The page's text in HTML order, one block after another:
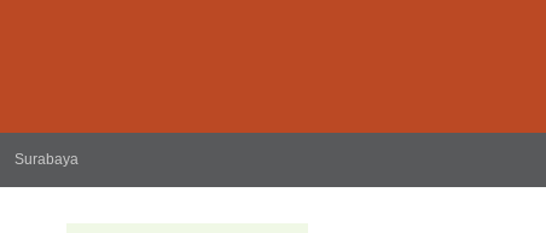
Surabaya